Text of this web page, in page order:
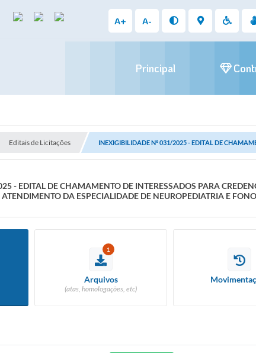
A+ A-
Principal
Editais de Licitações INEXIGIBILIDADE Nº 031/2025 - EDITAL DE
- EDITAL DE CHAMAMENTO DE INTERESSADOS PARA
DA ESPECIALIDADE DE NEUROPEDIATRIA E
1
Arquivos
(atas, homologações, etc)